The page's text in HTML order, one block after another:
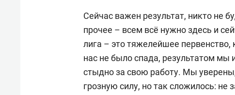
Сейчас важен результат, никто не
прочее – всем всё нужно здесь и
лига – это тяжелейшее
нас не было спада, результатом
стыдно за свою работу. Мы
грозную силу, но так сложилось: не